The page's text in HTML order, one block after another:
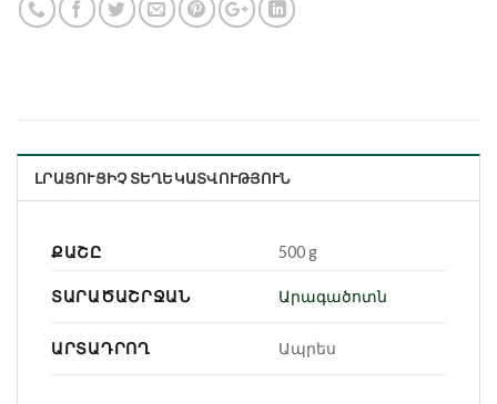
ԼՐԱՑՈՒՑԻՉ ՏԵՂԵԿԱՏՎՈՒԹՅՈՒՆ
ՔԱՇԸ 500 g
ՏԱՐԱԾԱՇՐՋԱՆ Արագածոտն
ԱՐՏԱԴՐՈՂ Ապրես